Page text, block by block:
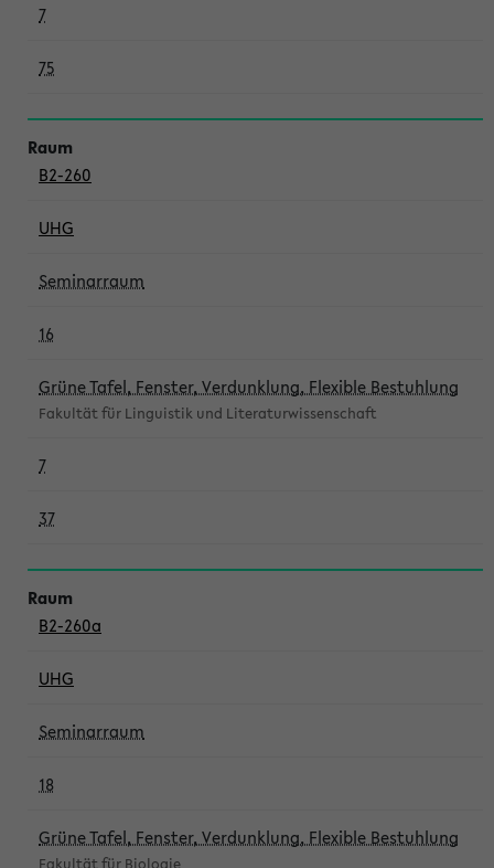
7
75
B2-260
UHG
Seminarraum
16
Grüne Tafel, Fenster, Verdunklung, Flexible Bestuhlung
Fakultät für Linguistik und Literaturwissenschaft
7
37
B2-260a
UHG
Seminarraum
18
Grüne Tafel, Fenster, Verdunklung, Flexible Bestuhlung
Fakultät für Biologie